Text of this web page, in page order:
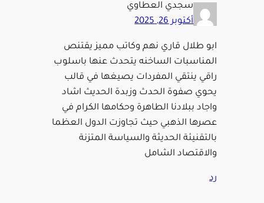
سجدي العطاوي
أكتوبر 26, 2025
ابو طلال قاري نهم وكاتب مميز يقتنص
المناسبات الساخنه يتحدث عنها باسلوب
راقي ينتقي المفردات يصيغها في قالب
يحوي صفوة الحدث وزبدة الحديث اشاد
واجاد ببلادنا الطاهرة وحكامها الكرام في
عصرها الذهبي حيث تجاوزت الدول العظما
بالتقنيئة الحديثة والسياسة المتزنة
والاقتصاد الشامل
رد